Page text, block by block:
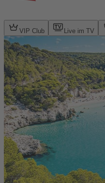
VIP Club Live im TV